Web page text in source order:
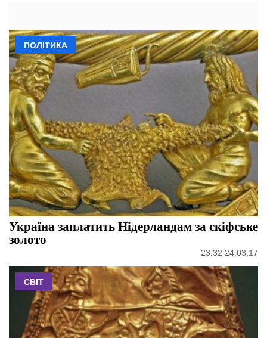
ПОЛІТИКА
Україна заплатить Нідерландам за скіфське
золото
23:32 24.03.17
СВІТ